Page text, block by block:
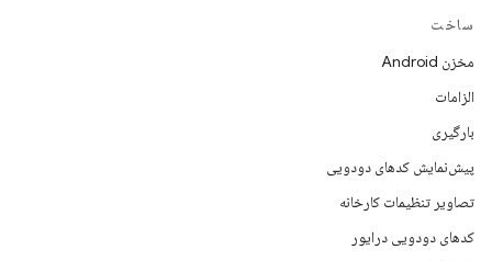
ساخت
مخزن Android
الزامات
بارگیری
پیش‌نمایش کدهای دودویی
تصاویر تنظیمات کارخانه
کدهای دودویی درایور